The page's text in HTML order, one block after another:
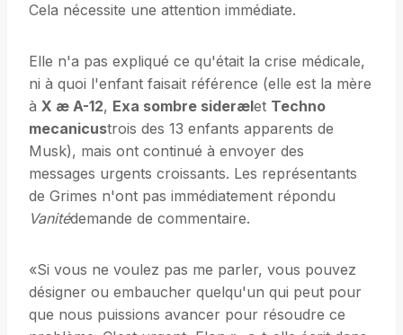
Cela nécessite une attention immédiate.
Elle n'a pas expliqué ce qu'était la crise médicale,
ni à quoi l'enfant faisait référence (elle est la mère
à X æ A-12, Exa sombre siderælet Techno
mecanicustrois des 13 enfants apparents de
Musk), mais ont continué à envoyer des
messages urgents croissants. Les représentants
de Grimes n'ont pas immédiatement répondu
Vanitédemande de commentaire.
«Si vous ne voulez pas me parler, vous pouvez
désigner ou embaucher quelqu'un qui peut pour
que nous puissions avancer pour résoudre ce